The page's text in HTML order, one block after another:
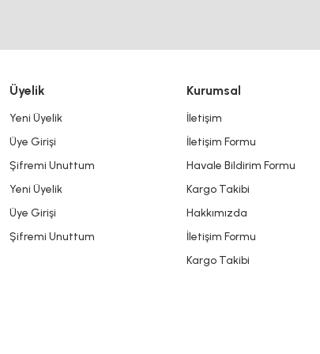
Üyelik
Yeni Üyelik
Üye Girişi
Şifremi Unuttum
Yeni Üyelik
Üye Girişi
Şifremi Unuttum
Kurumsal
İletişim
İletişim Formu
Havale Bildirim Formu
Kargo Takibi
Hakkımızda
İletişim Formu
Kargo Takibi